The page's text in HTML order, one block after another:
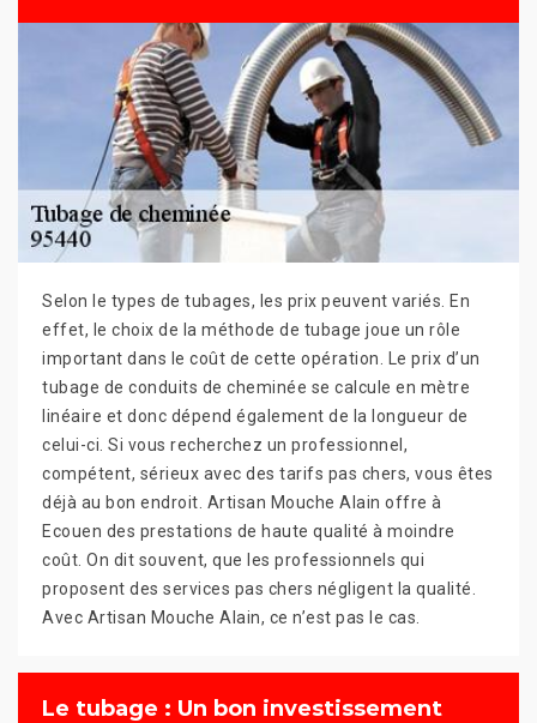
Selon le types de tubages, les prix peuvent variés. En
effet, le choix de la méthode de tubage joue un rôle
important dans le coût de cette opération. Le prix d’un
tubage de conduits de cheminée se calcule en mètre
linéaire et donc dépend également de la longueur de
celui-ci. Si vous recherchez un professionnel,
compétent, sérieux avec des tarifs pas chers, vous êtes
déjà au bon endroit. Artisan Mouche Alain offre à
Ecouen des prestations de haute qualité à moindre
coût. On dit souvent, que les professionnels qui
proposent des services pas chers négligent la qualité.
Avec Artisan Mouche Alain, ce n’est pas le cas.
Le tubage : Un bon investissement